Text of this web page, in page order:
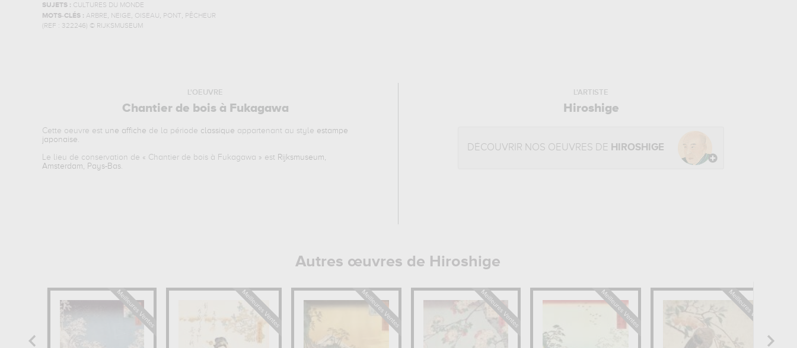
SUJETS : CULTURES DU MONDE
MOTS-CLÉS : ARBRE, NEIGE, OISEAU, PONT, PÊCHEUR
(REF : 322246) © RIJKSMUSEUM
L'OEUVRE
Chantier de bois à Fukagawa
Cette oeuvre est une affiche de la période classique appartenant au style estampe
japonaise.
Le lieu de conservation de « Chantier de bois à Fukagawa » est Rijksmuseum,
Amsterdam, Pays-Bas.
L'ARTISTE
Hiroshige
DÉCOUVRIR NOS OEUVRES DE HIROSHIGE
Autres œuvres de Hiroshige